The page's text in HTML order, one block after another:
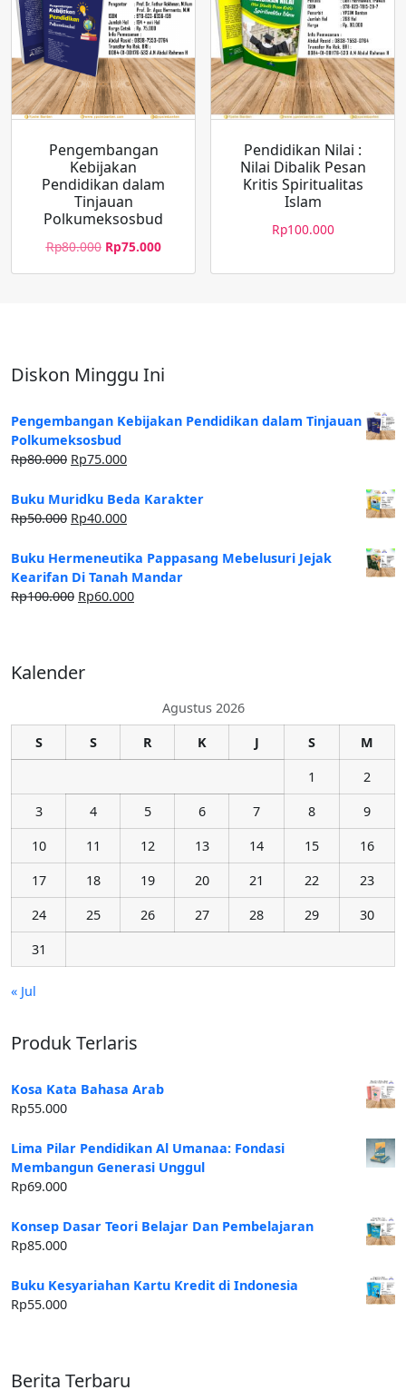
Pengembangan
Kebijakan
Pendidikan dalam
Tinjauan
Polkumeksosbud
Rp80.000 Rp75.000
Pendidikan Nilai :
Nilai Dibalik Pesan
Kritis Spiritualitas
Islam
Rp100.000
Diskon Minggu Ini
Pengembangan Kebijakan Pendidikan dalam Tinjauan
Polkumeksosbud
Rp80.000 Rp75.000
Buku Muridku Beda Karakter
Rp50.000 Rp40.000
Buku Hermeneutika Pappasang Mebelusuri Jejak
Kearifan Di Tanah Mandar
Rp100.000 Rp60.000
Kalender
Agustus 2026
S
S R K J S
M
1
2
3
4 5 6 7 8
9
10
11 12 13 14 15
16
17
18 19 20 21 22
23
24
25 26 27 28 29
30
31
« Jul
Produk Terlaris
Kosa Kata Bahasa Arab
Rp55.000
Lima Pilar Pendidikan Al Umanaa: Fondasi
Membangun Generasi Unggul
Rp69.000
Konsep Dasar Teori Belajar Dan Pembelajaran
Rp85.000
Buku Kesyariahan Kartu Kredit di Indonesia
Rp55.000
Berita Terbaru